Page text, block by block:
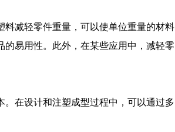
减轻零件重量，可以使单位重量的材料
易用性。此外，在某些应用中，减轻零
在设计和注塑成型过程中，可以通过多